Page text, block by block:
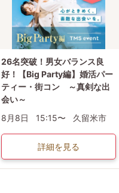
26名突破！男女バランス良
好！【Big Party編】婚活パー
ティー・街コン ～真剣な出
会い～
8月8日
15:15〜 久留米市
詳細を見る